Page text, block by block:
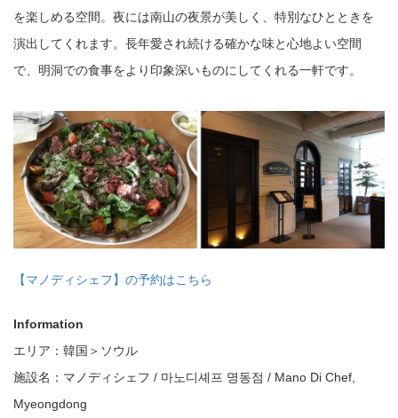
を楽しめる空間。夜には南山の夜景が美しく、特別なひとときを
演出してくれます。長年愛され続ける確かな味と心地よい空間
で、明洞での食事をより印象深いものにしてくれる一軒です。
【マノディシェフ】の予約はこちら
Information
エリア：韓国＞ソウル
施設名：マノディシェフ / 마노디셰프 명동점 / Mano Di Chef,
Myeongdong